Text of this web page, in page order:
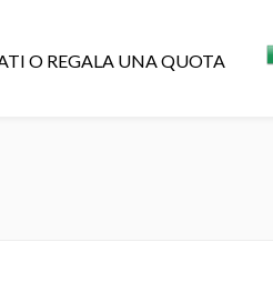
O REGALA UNA QUOTA